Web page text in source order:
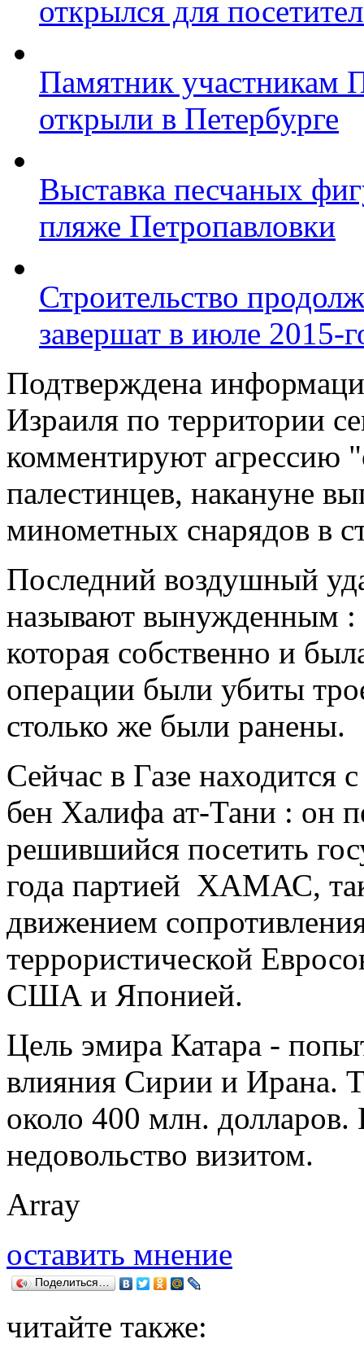
открылся для
Памятник участникам
открыли в Петербурге
Выставка песчаных
пляже Петропавловки
Строительство
завершат в июле 2015-
Подтверждена
Израиля по территории
комментируют агрессию
палестинцев, накануне
минометных снарядов в
Последний воздушный
называют вынужденным :
которая собственно и
операции были убиты
столько же были ранены.
Сейчас в Газе находится
бен Халифа ат-Тани : он
решившийся посетить
года партией ХАМАС,
движением
террористической
США и Японией.
Цель эмира Катара -
влияния Сирии и Ирана.
около 400 млн.
недовольство визитом.
Array
оставить мнение
Поделиться…
читайте также: